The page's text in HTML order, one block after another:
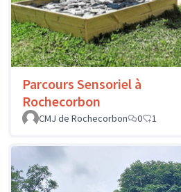
Parcours Sensoriel à
Rochecorbon
CMJ de Rochecorbon
0 1